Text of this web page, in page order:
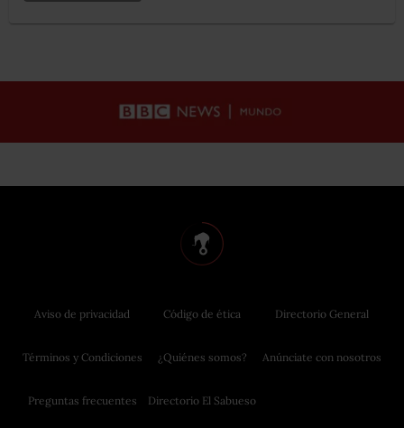
Aviso de privacidad
Términos y Condiciones
Preguntas frecuentes
Código de ética
¿Quiénes somos?
Directorio El Sabueso
Directorio General
Anúnciate con nosotros